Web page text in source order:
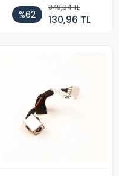
%62
349,04 TL
130,96 TL